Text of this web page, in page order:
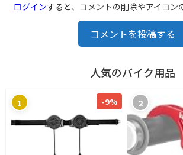
ログインすると、コメントの削除やアイコン
コメントを投稿する
人気のバイク用品
1 -9% 2